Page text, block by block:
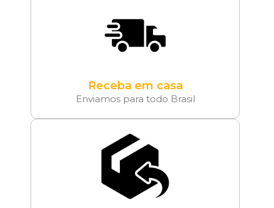
Receba em casa
Enviamos para todo Brasil